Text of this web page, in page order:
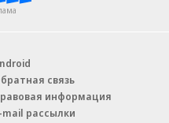
связь
информация
mail рассылки